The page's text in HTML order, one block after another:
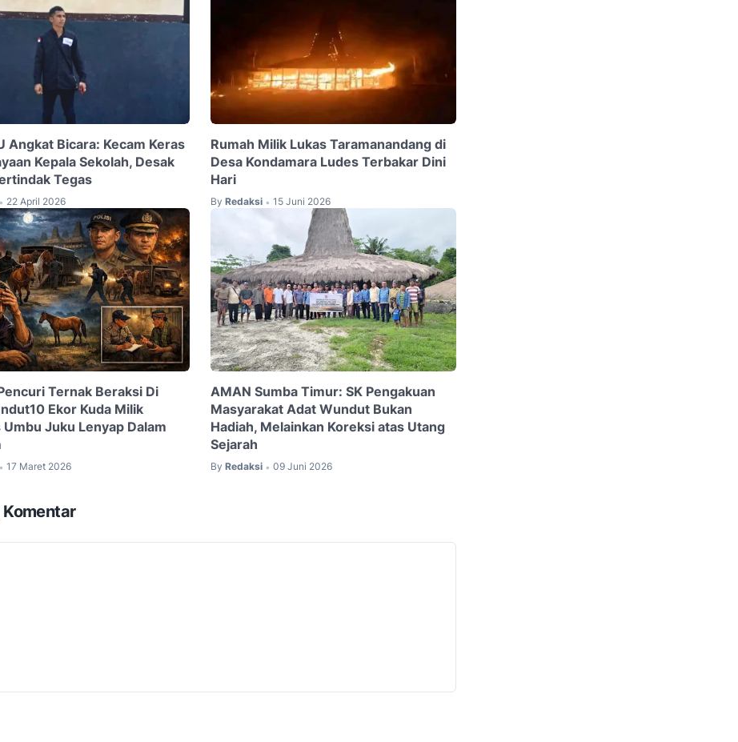
Angkat Bicara: Kecam Keras
Kepala Sekolah, Desak
Tegas
• 22 April 2026
Rumah Milik Lukas Taramanandang di
Desa Kondamara Ludes Terbakar Dini
Hari
By Redaksi • 15 Juni 2026
Ternak Beraksi Di
Ekor Kuda Milik
Juku Lenyap Dalam
• 17 Maret 2026
AMAN Sumba Timur: SK Pengakuan
Masyarakat Adat Wundut Bukan
Hadiah, Melainkan Koreksi atas Utang
Sejarah
By Redaksi • 09 Juni 2026